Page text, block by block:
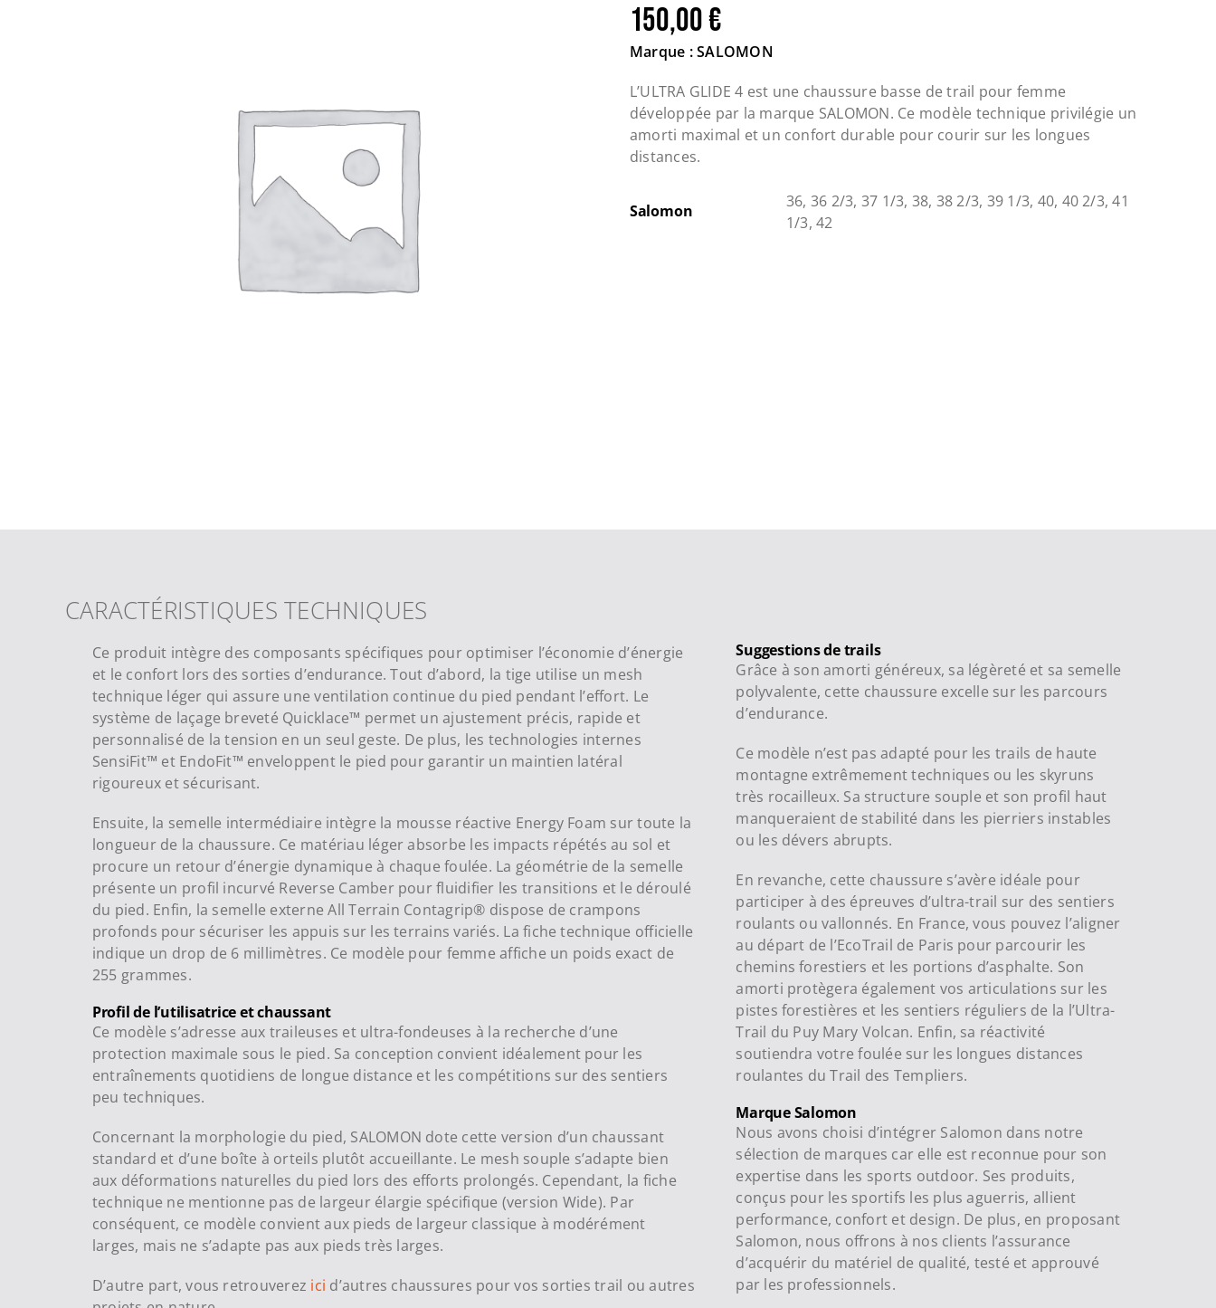
150,00€
Marque : SALOMON
L’ULTRA GLIDE 4 est une chaussure basse de trail pour femme
développée par la marque SALOMON. Ce modèle technique privilégie un
amorti maximal et un confort durable pour courir sur les longues
distances.
Salomon
36, 36 2/3, 37 1/3, 38, 38 2/3, 39 1/3, 40, 40 2/3, 41
1/3, 42
CARACTÉRISTIQUES TECHNIQUES
Ce produit intègre des composants spécifiques pour optimiser l’économie d’énergie
et le confort lors des sorties d’endurance. Tout d’abord, la tige utilise un mesh
technique léger qui assure une ventilation continue du pied pendant l’effort. Le
système de laçage breveté Quicklace™ permet un ajustement précis, rapide et
personnalisé de la tension en un seul geste. De plus, les technologies internes
SensiFit™ et EndoFit™ enveloppent le pied pour garantir un maintien latéral
rigoureux et sécurisant.
Ensuite, la semelle intermédiaire intègre la mousse réactive Energy Foam sur toute la
longueur de la chaussure. Ce matériau léger absorbe les impacts répétés au sol et
procure un retour d’énergie dynamique à chaque foulée. La géométrie de la semelle
présente un profil incurvé Reverse Camber pour fluidifier les transitions et le déroulé
du pied. Enfin, la semelle externe All Terrain Contagrip® dispose de crampons
profonds pour sécuriser les appuis sur les terrains variés. La fiche technique officielle
indique un drop de 6 millimètres. Ce modèle pour femme affiche un poids exact de
255 grammes.
Profil de l’utilisatrice et chaussant
Ce modèle s’adresse aux traileuses et ultra-fondeuses à la recherche d’une
protection maximale sous le pied. Sa conception convient idéalement pour les
entraînements quotidiens de longue distance et les compétitions sur des sentiers
peu techniques.
Concernant la morphologie du pied, SALOMON dote cette version d’un chaussant
standard et d’une boîte à orteils plutôt accueillante. Le mesh souple s’adapte bien
aux déformations naturelles du pied lors des efforts prolongés. Cependant, la fiche
technique ne mentionne pas de largeur élargie spécifique (version Wide). Par
conséquent, ce modèle convient aux pieds de largeur classique à modérément
larges, mais ne s’adapte pas aux pieds très larges.
D’autre part, vous retrouverez ici d’autres chaussures pour vos sorties trail ou autres
Suggestions de trails
Grâce à son amorti généreux, sa légèreté et sa semelle
polyvalente, cette chaussure excelle sur les parcours
d’endurance.
Ce modèle n’est pas adapté pour les trails de haute
montagne extrêmement techniques ou les skyruns
très rocailleux. Sa structure souple et son profil haut
manqueraient de stabilité dans les pierriers instables
ou les dévers abrupts.
En revanche, cette chaussure s’avère idéale pour
participer à des épreuves d’ultra-trail sur des sentiers
roulants ou vallonnés. En France, vous pouvez l’aligner
au départ de l’EcoTrail de Paris pour parcourir les
chemins forestiers et les portions d’asphalte. Son
amorti protègera également vos articulations sur les
pistes forestières et les sentiers réguliers de la l’Ultra-
Trail du Puy Mary Volcan. Enfin, sa réactivité
soutiendra votre foulée sur les longues distances
roulantes du Trail des Templiers.
Marque Salomon
Nous avons choisi d’intégrer Salomon dans notre
sélection de marques car elle est reconnue pour son
expertise dans les sports outdoor. Ses produits,
conçus pour les sportifs les plus aguerris, allient
performance, confort et design. De plus, en proposant
Salomon, nous offrons à nos clients l’assurance
d’acquérir du matériel de qualité, testé et approuvé
par les professionnels.